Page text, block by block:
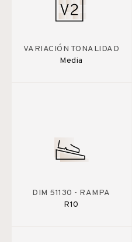
VARIACIÓN TONALIDAD
Media
DIM 51130 - RAMPA
R10